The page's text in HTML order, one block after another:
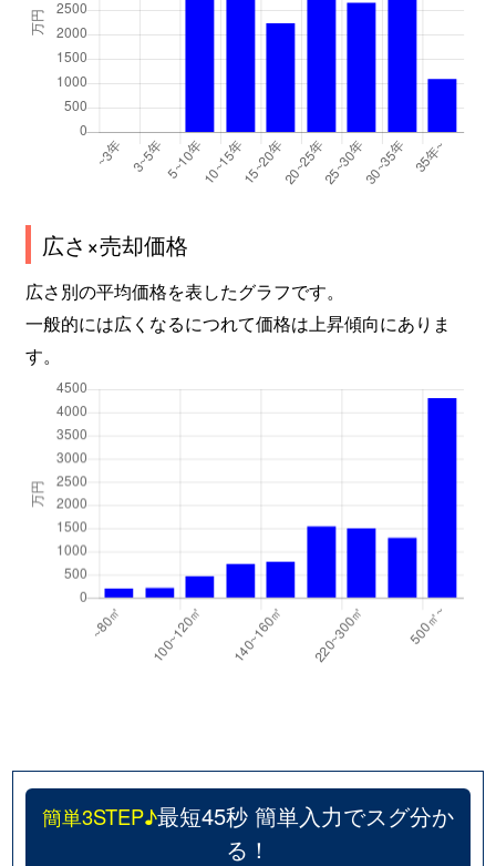
広さ×売却価格
広さ別の平均価格を表したグラフです。
一般的には広くなるにつれて価格は上昇傾向にありま
す。
簡単3STEP♪最短45秒 簡単入力でスグ分か
る！